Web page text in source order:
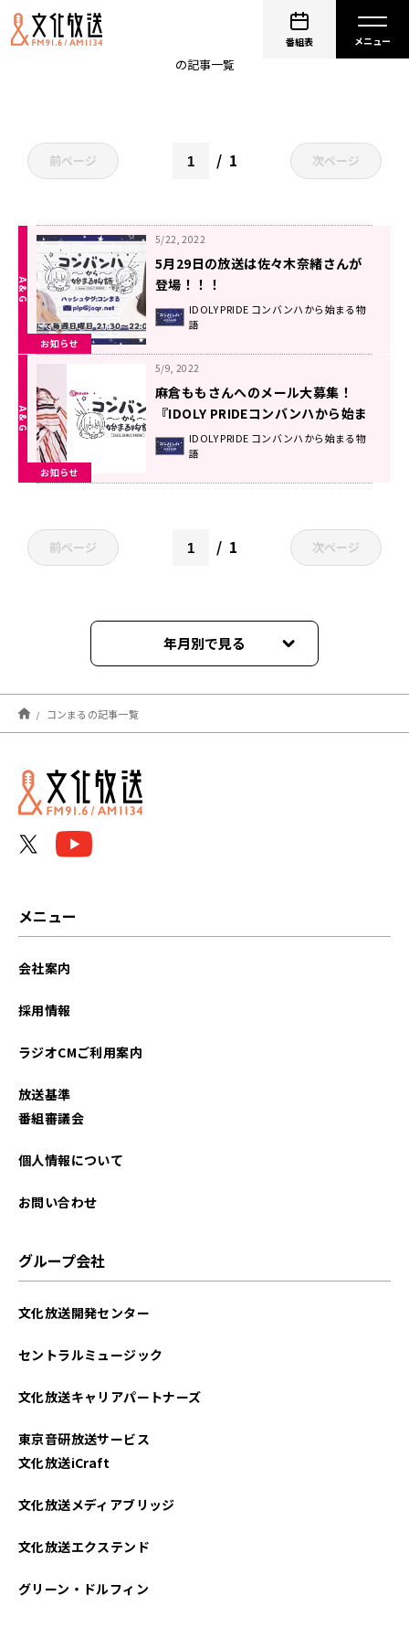
番組表
の記事一覧
前ページ 1 次ページ
お知らせ
5/22, 2022
5月29日の放送は佐々木奈緒さんが
登場！！！
メールも大募集！！！
IDOLY PRIDE コンバンハから始まる物
語
お知らせ
5/9, 2022
麻倉ももさんへのメール大募集！
『IDOLY PRIDEコンバンハから始ま
る物語』IDOLY PRIDE コンバンハから始まる物
語
前ページ 1 次ページ
年月別で見る
2024年07月
2024年06月
2024年05月
2023年08月
2022年10月
2022年05月
2021年12月
2021年11月
コンまるの記事一覧
メニュー
会社案内
採用情報
ラジオCMご利用案内
放送基準
番組審議会
個人情報について
お問い合わせ
グループ会社
文化放送開発センター
セントラルミュージック
文化放送キャリアパートナーズ
東京音研放送サービス
文化放送iCraft
文化放送メディアブリッジ
文化放送エクステンド
グリーン・ドルフィン